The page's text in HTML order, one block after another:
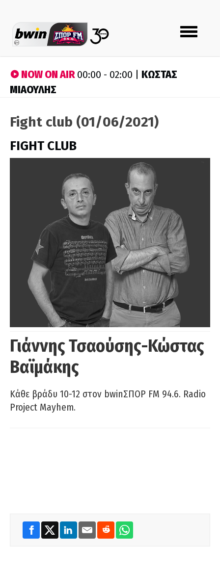
Toggle
navigation
NOW ON AIR00:00 - 02:00 | ΚΩΣΤΑΣ
ΜΙΑΟΥΛΗΣ
Fight club (01/06/2021)
FIGHT CLUB
Γιάννης Τσαούσης-Κώστας
Βαϊμάκης
Κάθε βράδυ 10-12 στον bwinΣΠΟΡ FM 94.6. Radio
Project Mayhem.